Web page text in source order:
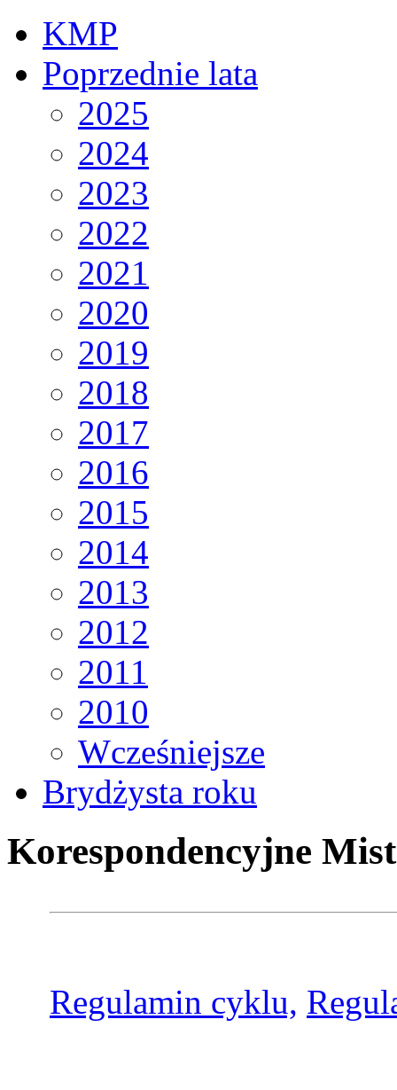
KMP
Poprzednie lata
2025
2024
2023
2022
2021
2020
2019
2018
2017
2016
2015
2014
2013
2012
2011
2010
Wcześniejsze
Brydżysta roku
Korespondencyjne
Regulamin cyklu,